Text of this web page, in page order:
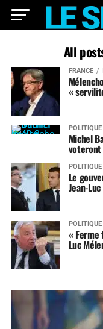
All
FRANCE
«
POLITIQUE
Michel
voteront
POLITIQUE
Le
Jean-
POLITIQUE
« Ferme
Luc